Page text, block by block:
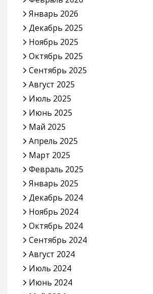
Январь 2026
Декабрь 2025
Ноябрь 2025
Октябрь 2025
Сентябрь 2025
Август 2025
Июль 2025
Июнь 2025
Май 2025
Апрель 2025
Март 2025
Февраль 2025
Январь 2025
Декабрь 2024
Ноябрь 2024
Октябрь 2024
Сентябрь 2024
Август 2024
Июль 2024
Июнь 2024